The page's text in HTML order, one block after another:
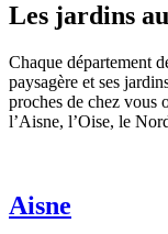
Les jardins
Chaque département
paysagère et ses
proches de chez vous
l’Aisne, l’Oise, le
Aisne